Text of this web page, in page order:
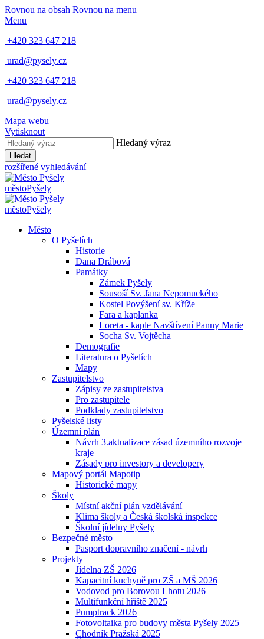
Rovnou na obsah Rovnou na menu
Menu
+420 323 647 218
urad@pysely.cz
+420 323 647 218
urad@pysely.cz
Mapa webu
Vytisknout
Hledaný výraz
Hledat
rozšířené vyhledávání
městoPyšely
městoPyšely
Město
O Pyšelích
Historie
Dana Drábová
Památky
Zámek Pyšely
Sousoší Sv. Jana Nepomuckého
Kostel Povýšení sv. Kříže
Fara a kaplanka
Loreta - kaple Navštívení Panny Marie
Socha Sv. Vojtěcha
Demografie
Literatura o Pyšelích
Mapy
Zastupitelstvo
Zápisy ze zastupitelstva
Pro zastupitele
Podklady zastupitelstvo
Pyšelské listy
Územní plán
Návrh 3.aktualizace zásad územního rozvoje
kraje
Zásady pro investory a developery
Mapový portál Mapotip
Historické mapy
Školy
Místní akční plán vzdělávání
Klima školy a Česká školská inspekce
Školní jídelny Pyšely
Bezpečné město
Pasport dopravního značení - návrh
Projekty
Jídelna ZŠ 2026
Kapacitní kuchyně pro ZŠ a MŠ 2026
Vodovod pro Borovou Lhotu 2026
Multifunkční hřiště 2025
Pumptrack 2026
Fotovoltaika pro budovy města Pyšely 2025
Chodník Pražská 2025